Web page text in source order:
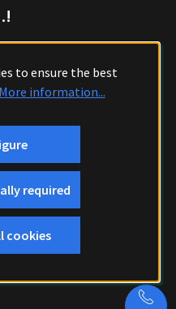
to ensure the best
More information...
required
cookies